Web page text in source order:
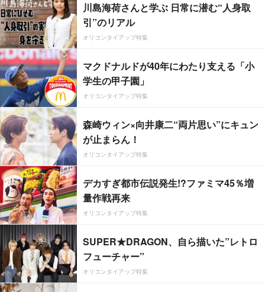
川島海荷さんと学ぶ 日常に潜む“人身取
引”のリアル
オリコンタイアップ特集
マクドナルドが40年にわたり支える「小
学生の甲子園」
オリコンタイアップ特集
森崎ウィン×向井康二“両片思い”にキュン
が止まらん！
オリコンタイアップ特集
デカすぎ都市伝説発生!?ファミマ45％増
量作戦再来
オリコンタイアップ特集
SUPER★DRAGON、自ら描いた”レトロ
フューチャー”
オリコンタイアップ特集